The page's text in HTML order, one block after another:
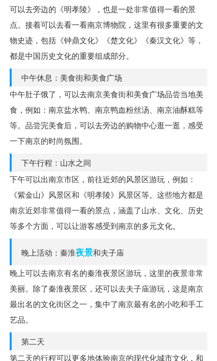
可以去旁边的《明孝陵》，也是一处非常值得一看的景
点。接着可以去看一看南京博物院，这里有很多重要的文
物史迹，包括《钟鼎文化》《楚文化》《秦汉文化》等，
都是中国历史文化的重要组成部分。
中午休息：美食街和美食广场
中午肚子饿了，可以去南京美食街和美食广场品尝当地美
食，例如：南京盐水鸭、南京鸭血粉丝汤、南京油酥糕等
等。品尝完美食后，可以去旁边的购物中心逛一逛，感受
一下南京的时尚氛围。
下午行程：山水之间
下午可以出南京市区，前往近郊的风景区游玩，例如：
《紫金山》风景区和《明孝陵》风景区等。这些地方都是
南京近郊非常值得一看的景点，涵盖了山水、文化、历史
等多个方面，可以让游客感受到南京的多元文化。
晚上活动：秦淮夜景和夫子庙
晚上可以去南京有名的秦淮夜景区游玩，这里的夜景非常
美丽。除了秦淮夜景区，还可以去夫子庙游玩，这是南京
最出名的文化街区之一，集中了南京最有名的小吃和手工
艺品。
第二天
第二天的行程可以更多地体验南京的现代化城市文化，和